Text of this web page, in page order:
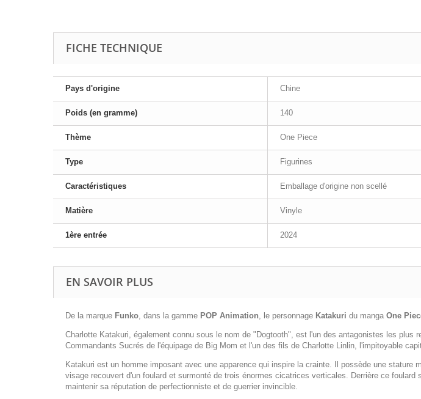
FICHE TECHNIQUE
Pays d'origine Chine
Poids (en gramme) 140
Thème One Piece
Type Figurines
Caractéristiques Emballage d'origine non scellé
Matière Vinyle
1ère entrée 2024
EN SAVOIR PLUS
De la marque Funko, dans la gamme POP Animation, le personnage Katakuri du manga One
Charlotte Katakuri, également connu sous le nom de "Dogtooth", est l'un des antagonistes les
Commandants Sucrés de l'équipage de Big Mom et l'un des fils de Charlotte Linlin, l'impitoyable
Katakuri est un homme imposant avec une apparence qui inspire la crainte. Il possède une
visage recouvert d'un foulard et surmonté de trois énormes cicatrices verticales. Derrière ce
maintenir sa réputation de perfectionniste et de guerrier invincible.